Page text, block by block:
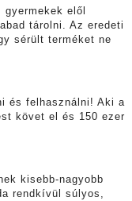
elől
tárolni. Az eredeti
sérült terméket ne
és felhasználni! Aki a
követ el és 150 ezer
kisebb-nagyobb
rendkívül súlyos,